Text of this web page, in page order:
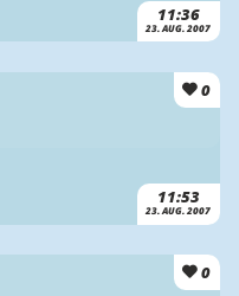
11:36
23. AUG. 2007
0
11:53
23. AUG. 2007
0